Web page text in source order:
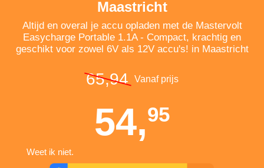
Maastricht
Altijd en overal je accu opladen met de Mastervolt
Easycharge Portable 1.1A - Compact, krachtig en
geschikt voor zowel 6V als 12V accu's! in Maastricht
65,94 Vanaf prijs
54,95
Weet ik niet.